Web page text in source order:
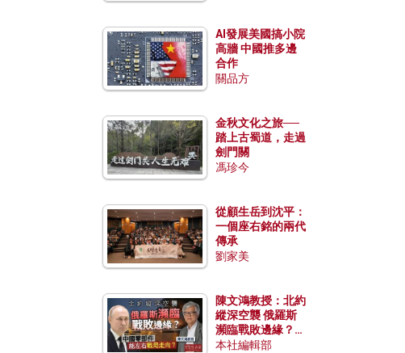
AI發展美國搞小院
高牆 中國推多邊
合作
關品方
金秋文化之旅──
踏上古蜀道，走過
劍門關
馮珍今
從顧生岳到沈平：
一個座右銘的兩代
傳承
劉家美
陳文鴻教授：北約
縱深空襲 俄羅斯
瀕臨戰敗邊緣？中
國零部件能左右戰
本社編輯部